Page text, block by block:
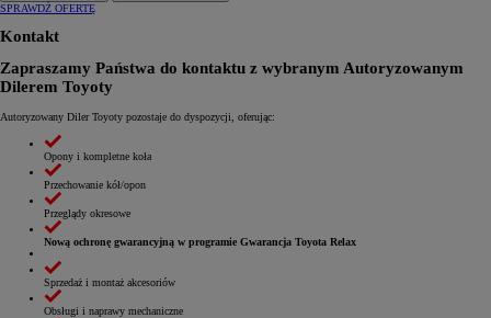
SPRAWDŹ OFERTĘ
Kontakt
Zapraszamy Państwa do kontaktu z wybranym Autoryzowanym
Dilerem Toyoty
Autoryzowany Diler Toyoty pozostaje do dyspozycji, oferując:
Opony i kompletne koła
Przechowanie kół/opon
Przeglądy okresowe
Nową ochronę gwarancyjną w programie Gwarancja Toyota Relax
Sprzedaż i montaż akcesoriów
Obsługi i naprawy mechaniczne